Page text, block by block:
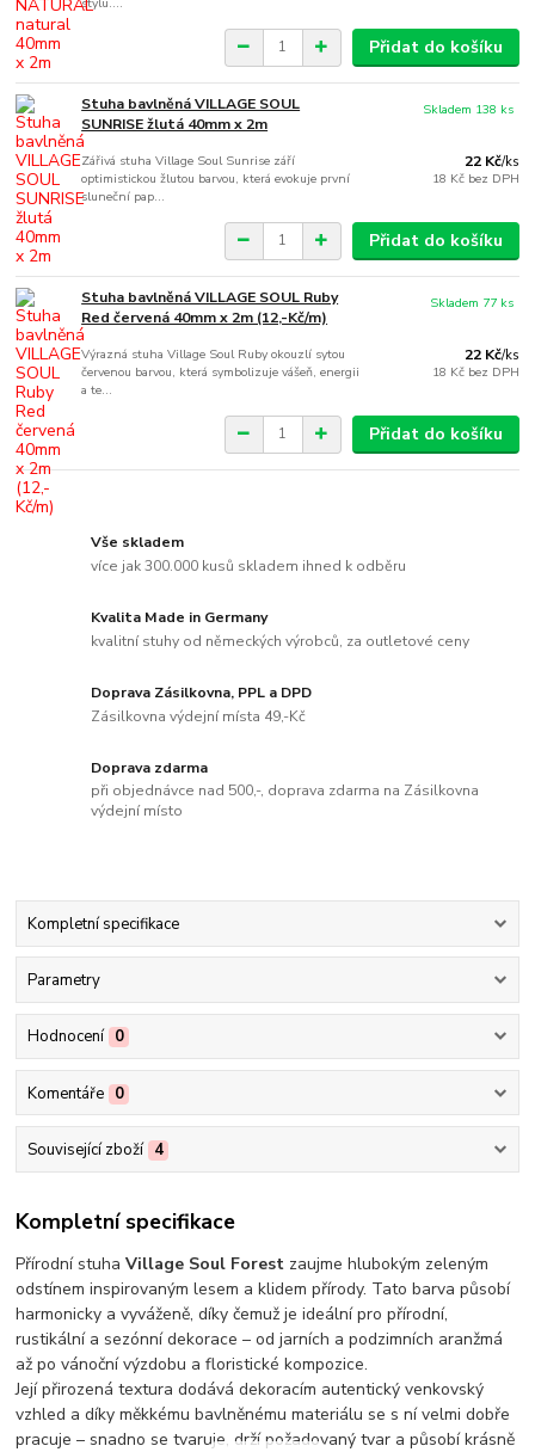
Přidat do košíku
Stuha bavlněná VILLAGE SOUL
SUNRISE žlutá 40mm x 2m
Zářivá stuha Village Soul Sunrise září
optimistickou žlutou barvou, která evokuje první
sluneční pap...
22 Kč/ks
18 Kč bez DPH
Skladem 138 ks
Přidat do košíku
Stuha bavlněná VILLAGE SOUL Ruby
Red červená 40mm x 2m (12,-Kč/m)
Výrazná stuha Village Soul Ruby okouzlí sytou
červenou barvou, která symbolizuje vášeň, energii
a te...
22 Kč/ks
18 Kč bez DPH
Skladem 77 ks
Přidat do košíku
Vše skladem
více jak 300.000 kusů skladem ihned k odběru
Kvalita Made in Germany
kvalitní stuhy od německých výrobců, za outletové ceny
Doprava Zásilkovna, PPL a DPD
Zásilkovna výdejní místa 49,-Kč
Doprava zdarma
při objednávce nad 500,-, doprava zdarma na Zásilkovna
výdejní místo
Kompletní specifikace
Parametry
Hodnocení 0
Komentáře 0
Související zboží 4
Kompletní specifikace
Přírodní stuhaVillage Soul Forest zaujme hlubokým zeleným
odstínem inspirovaným lesem a klidem přírody. Tato barva působí
harmonicky a vyváženě, díky čemuž je ideální pro přírodní,
rustikální a sezónní dekorace – od jarních a podzimních aranžmá
až po vánoční výzdobu a floristické kompozice.
Její přirozená textura dodává dekoracím autentický venkovský
vzhled a díky měkkému bavlněnému materiálu se s ní velmi dobře
pracuje – snadno se tvaruje, drží požadovaný tvar a působí krásně